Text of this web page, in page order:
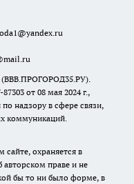
(ВВВ.ПРОГОРОД35.РУ).
от 08 мая 2024 г.,
надзору в сфере связи,
коммуникаций.
охраняется в
авторском праве и не
бы то ни было форме, в